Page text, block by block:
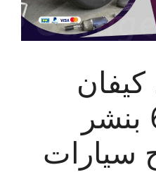
69622745 بنشر
سيارات